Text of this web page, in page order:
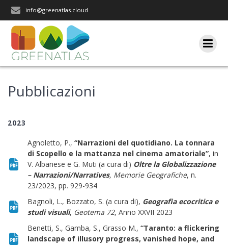
Iscriviti alla nostra newsletter
info@greenatlas.cloud
Pubblicazioni
2023
Agnoletto, P., “Narrazioni del quotidiano. La tonnara
di Scopello e la mattanza nel cinema amatoriale”, in
V. Albanese e G. Muti (a cura di) Oltre la Globalizzazione
– Narrazioni/Narratives, Memorie Geografiche, n.
23/2023, pp. 929-934
Bagnoli, L., Bozzato, S. (a cura di), Geografia ecocritica e
studi visuali, Geotema 72, Anno XXVII 2023
Benetti, S., Gamba, S., Grasso M., “Taranto: a flickering
landscape of illusory progress, vanished hope, and